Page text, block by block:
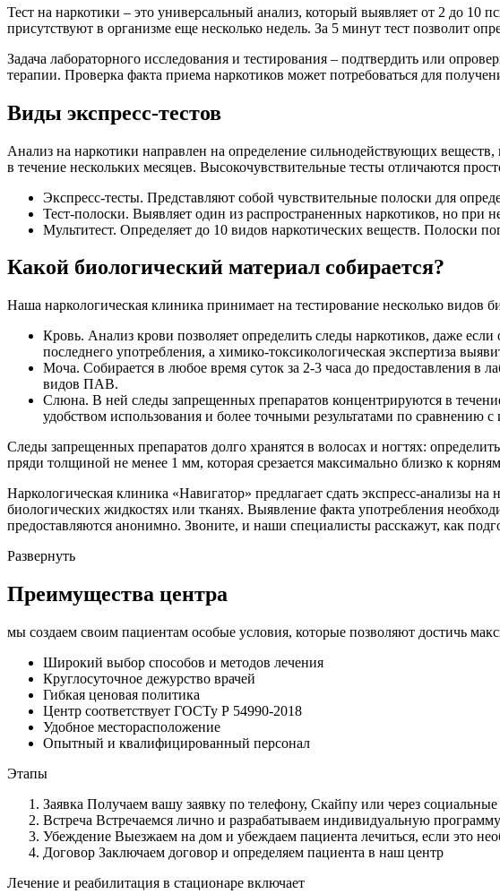
Тест на наркотики – это универсальный анализ, который выявляет от 2 до
присутствуют в организме еще несколько недель. За 5 минут тест позволит
Задача лабораторного исследования и тестирования – подтвердить или
терапии. Проверка факта приема наркотиков может потребоваться для
Виды экспресс-тестов
Анализ на наркотики направлен на определение сильнодействующих
в течение нескольких месяцев. Высокочувствительные тесты отличаются
Экспресс-тесты. Представляют собой чувствительные полоски для
Тест-полоски. Выявляет один из распространенных наркотиков, но при
Мультитест. Определяет до 10 видов наркотических веществ. Полоски
Какой биологический материал собирается?
Наша наркологическая клиника принимает на тестирование несколько видов
Кровь. Анализ крови позволяет определить следы наркотиков, даже
последнего употребления, а химико-токсикологическая экспертиза
Моча. Собирается в любое время суток за 2-3 часа до предоставления в
видов ПАВ.
Слюна. В ней следы запрещенных препаратов концентрируются в
удобством использования и более точными результатами по сравнению
Следы запрещенных препаратов долго хранятся в волосах и ногтях:
пряди толщиной не менее 1 мм, которая срезается максимально близко к
Наркологическая клиника «Навигатор» предлагает сдать экспресс-анализы
биологических жидкостях или тканях. Выявление факта употребления
предоставляются анонимно. Звоните, и наши специалисты расскажут, как
Развернуть
Преимущества центра
мы создаем своим пациентам особые условия, которые позволяют достичь
Широкий выбор способов и методов лечения
Круглосуточное дежурство врачей
Гибкая ценовая политика
Центр соответствует ГОСТу Р 54990-2018
Удобное месторасположение
Опытный и квалифицированный персонал
Этапы
Заявка Получаем вашу заявку по телефону, Скайпу или через социальные
Встреча Встречаемся лично и разрабатываем индивидуальную
Убеждение Выезжаем на дом и убеждаем пациента лечиться, если это
Договор Заключаем договор и определяем пациента в наш центр
Лечение и реабилитация в стационаре включает